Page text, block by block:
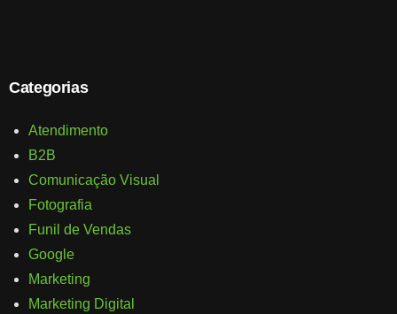
Categorias
Atendimento
B2B
Comunicação Visual
Fotografia
Funil de Vendas
Google
Marketing
Marketing Digital